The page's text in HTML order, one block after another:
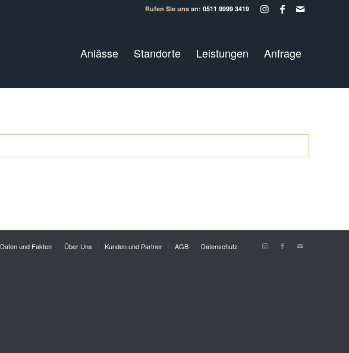
Rufen Sie uns an: 0511 9999 3419
Anlässe Standorte Leistungen Anfrage
Daten und Fakten Über Uns Kunden und Partner AGB Datenschutz